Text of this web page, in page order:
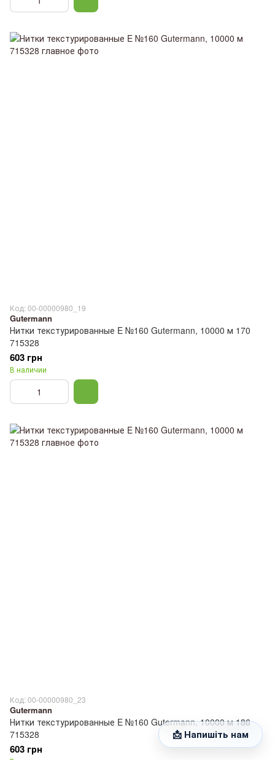
📩 Напишіть нам
Код: 00-00000980_19
Gutermann
Нитки текстурированные E №160 Gutermann, 10000 м 170
715328
603 грн
В наличии
Код: 00-00000980_23
Gutermann
Нитки текстурированные E №160 Gutermann, 10000 м 186
715328
603 грн